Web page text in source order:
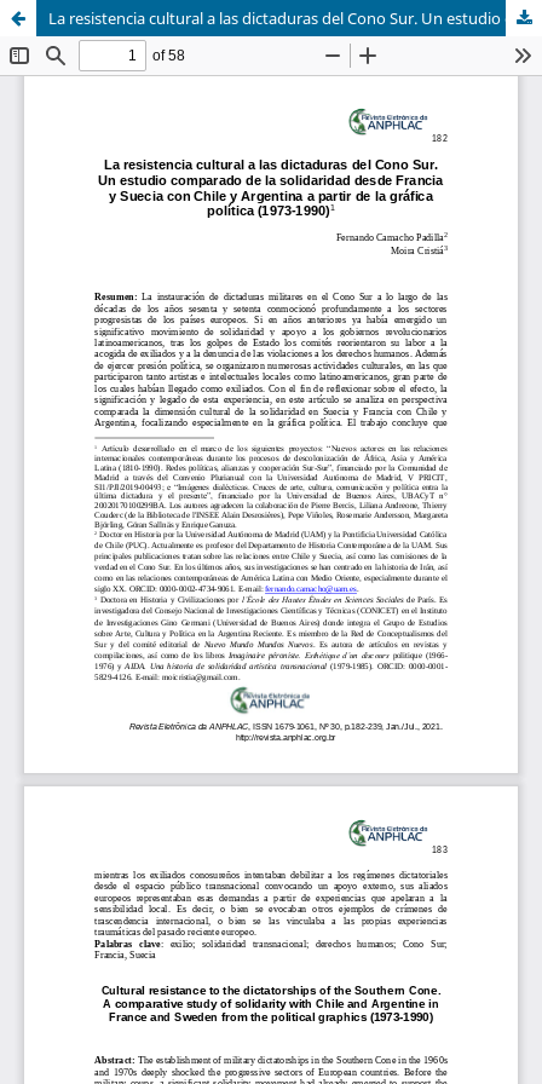
La resistencia cultural a las dictaduras del Cono Sur. Un estudio comparado de la solidaridad desde Francia y Suecia con Chile y Argentina a partir de la gráfica política (1973-1990)